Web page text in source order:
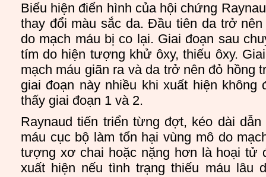
Biểu hiện điển hình của hội chứng
thay đổi màu sắc da. Đầu tiên da trở
do mạch máu bị co lại. Giai đoạn sau
tím do hiện tượng khử ôxy, thiếu ôxy.
mạch máu giãn ra và da trở nên đỏ hồng
giai đoạn này nhiều khi xuất hiện không
thấy giai đoạn 1 và 2.
Raynaud tiến triển từng đợt, kéo dài
máu cục bộ làm tổn hại vùng mô do
tượng xơ chai hoặc nặng hơn là hoại tử
xuất hiện nếu tình trạng thiếu máu lâu